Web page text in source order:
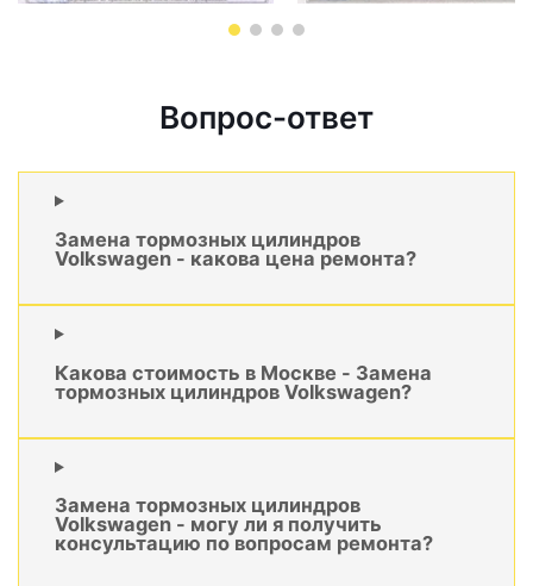
Вопрос-ответ
Замена тормозных цилиндров
Volkswagen - какова цена ремонта?
Какова стоимость в Москве - Замена
тормозных цилиндров Volkswagen?
Замена тормозных цилиндров
Volkswagen - могу ли я получить
консультацию по вопросам ремонта?